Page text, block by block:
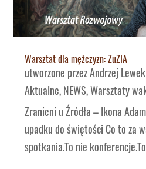
Warsztat dla mężczyzn: ZuZIA
utworzone przezAndrzej Lewek
Aktualne,NEWS,Warsztaty
Zranieni u Źródła – Ikona
upadku do świętości Co to za
spotkania.To nie